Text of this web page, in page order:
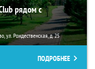
рядом с
ул. Рождественская, д. 25
ПОДРОБНЕЕ